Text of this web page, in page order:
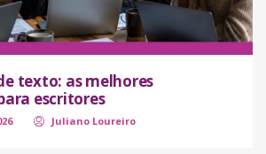
texto: as melhores
escritores
Juliano Loureiro